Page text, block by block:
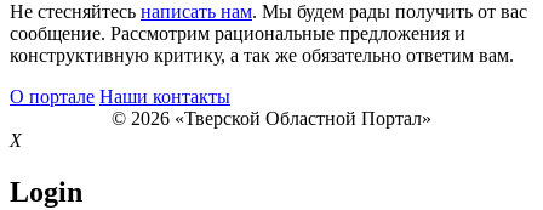
Не стесняйтесь написать нам. Мы будем рады получить от вас
сообщение. Рассмотрим рациональные предложения и
конструктивную критику, а так же обязательно ответим вам.
О портале Наши контакты
© 2026 «Тверской Областной Портал»
X
Login